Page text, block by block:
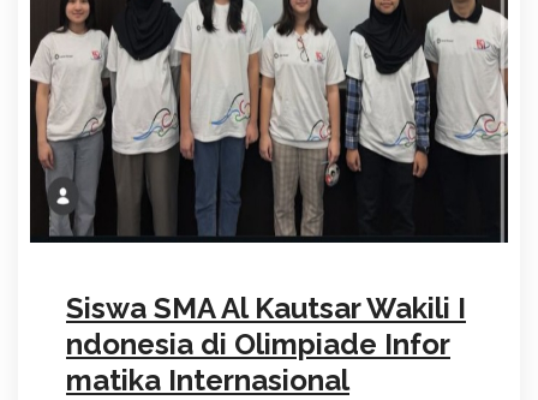
Siswa SMA Al Kautsar Wakili I
ndonesia di Olimpiade Infor
matika Internasional